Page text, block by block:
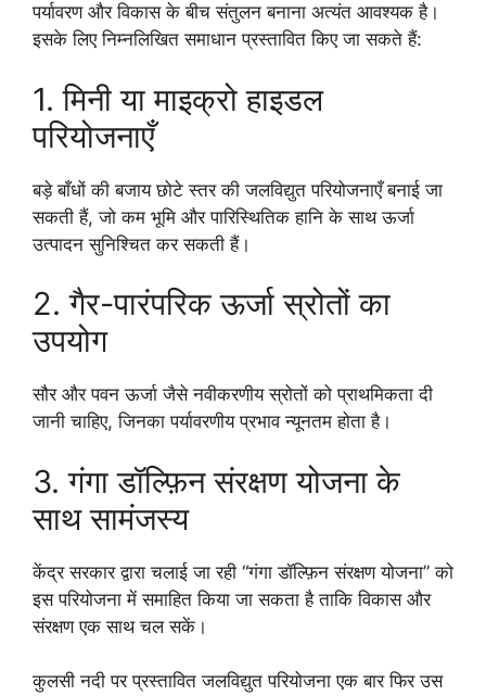
पर्यावरण और विकास के बीच संतुलन बनाना अत्यंत आवश्यक है।
इसके लिए निम्नलिखित समाधान प्रस्तावित किए जा सकते हैं:
1. मिनी या माइक्रो हाइडल
परियोजनाएँ
बड़े बाँधों की बजाय छोटे स्तर की जलविद्युत परियोजनाएँ बनाई जा
सकती हैं, जो कम भूमि और पारिस्थितिक हानि के साथ ऊर्जा
उत्पादन सुनिश्चित कर सकती हैं।
2. गैर-पारंपरिक ऊर्जा स्रोतों का
उपयोग
सौर और पवन ऊर्जा जैसे नवीकरणीय स्रोतों को प्राथमिकता दी
जानी चाहिए, जिनका पर्यावरणीय प्रभाव न्यूनतम होता है।
3. गंगा डॉल्फ़िन संरक्षण योजना के
साथ सामंजस्य
केंद्र सरकार द्वारा चलाई जा रही “गंगा डॉल्फ़िन संरक्षण योजना” को
इस परियोजना में समाहित किया जा सकता है ताकि विकास और
संरक्षण एक साथ चल सकें।
कुलसी नदी पर प्रस्तावित जलविद्युत परियोजना एक बार फिर उस